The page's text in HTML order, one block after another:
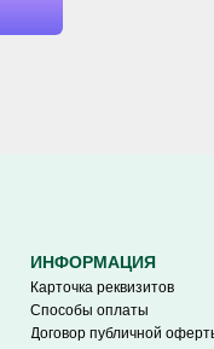
ИНФОРМАЦИЯ
Карточка реквизитов
Способы оплаты
Договор публичной